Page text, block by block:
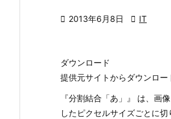
 2013年6月8日  IT
ダウンロード
提供元サイトからダウンロー
『分割結合「あ」』 は、画
したピクセルサイズごとに